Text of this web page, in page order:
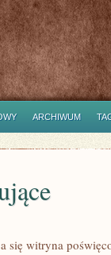
ARCHIWUM
witryna